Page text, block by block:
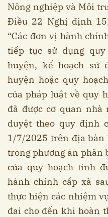
Nông nghiệp và Môi
Điều 22 Nghị định
“Các đơn vị hành
tiếp tục sử dụng
huyện, kế hoạch sử
huyện hoặc quy
của pháp luật về quy
đã được cơ quan nhà
duyệt theo quy định
1/7/2025 trên địa bàn
trong phương án phân
của quy hoạch tỉnh
hành chính cấp xã
thực hiện các nhiệm
đai cho đến khi hoàn